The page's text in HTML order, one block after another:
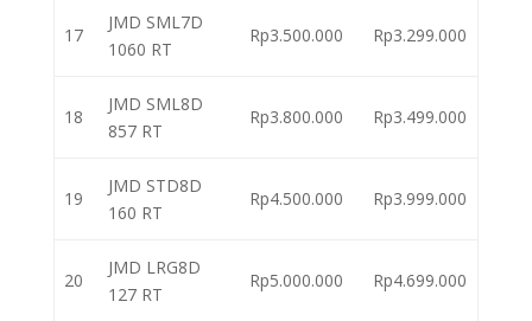
17
JMD SML7D
1060 RT
Rp3.500.000 Rp3.299.000
18
JMD SML8D
857 RT
Rp3.800.000 Rp3.499.000
19
JMD STD8D
160 RT
Rp4.500.000 Rp3.999.000
20
JMD LRG8D
127 RT
Rp5.000.000 Rp4.699.000